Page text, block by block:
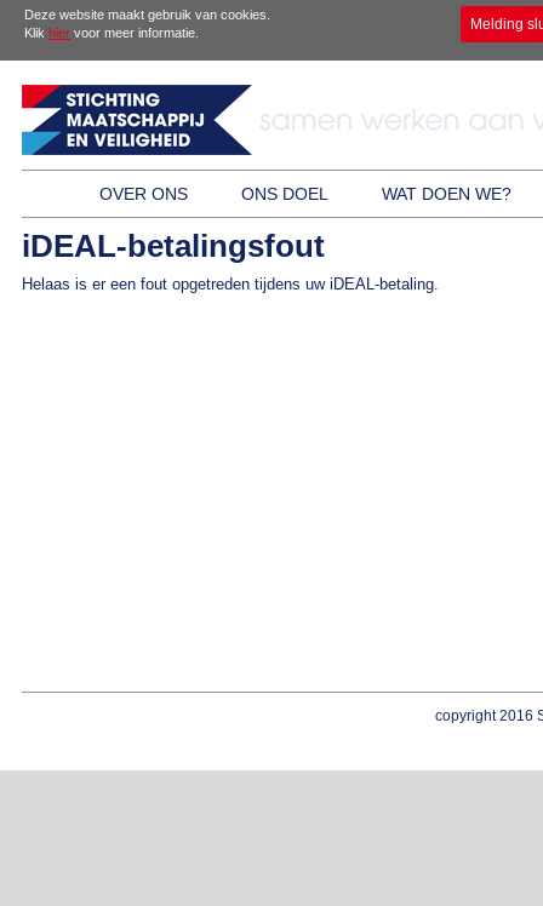
Deze website maakt gebruik van cookies.
Klik hier voor meer informatie. Melding
OVER ONS ONS DOEL WAT DOEN WE?
iDEAL-betalingsfout
Helaas is er een fout opgetreden tijdens uw iDEAL-betaling.
copyright 2016